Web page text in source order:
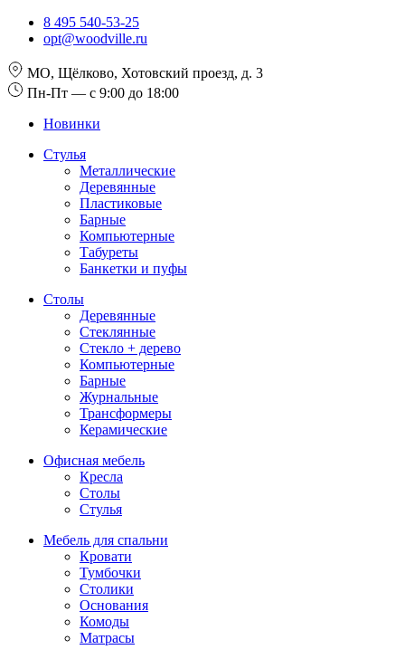
8 495 540-53-25
opt@woodville.ru
МО, Щёлково, Хотовский проезд, д. 3
Пн-Пт — с 9:00 до 18:00
Новинки
Стулья
Металлические
Деревянные
Пластиковые
Барные
Компьютерные
Табуреты
Банкетки и пуфы
Столы
Деревянные
Стеклянные
Стекло + дерево
Компьютерные
Барные
Журнальные
Трансформеры
Керамические
Офисная мебель
Кресла
Столы
Стулья
Мебель для спальни
Кровати
Тумбочки
Столики
Основания
Комоды
Матрасы